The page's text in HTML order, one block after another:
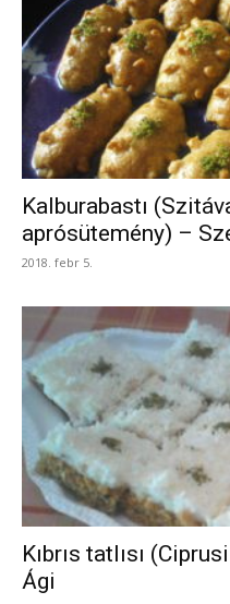
Kalburabastı
aprósütemény) –
2018. febr 5.
Kıbrıs tatlısı
Ági